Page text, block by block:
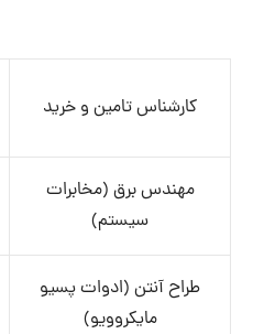
کارشناس تامین و خرید
مهندس برق (مخابرات
سیستم)
طراح آنتن (ادوات پسیو
مایکروویو)